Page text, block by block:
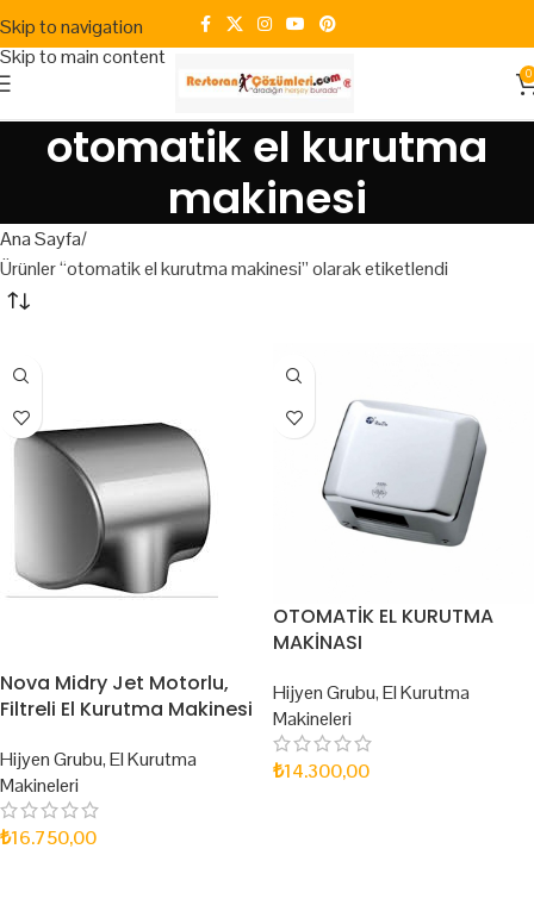
Skip to navigation
Skip to main content
0
otomatik el kurutma
makinesi
Ana Sayfa
Ürünler “otomatik el kurutma makinesi” olarak etiketlendi
Nova Midry Jet Motorlu,
Filtreli El Kurutma Makinesi
Hijyen Grubu,El Kurutma
Makineleri
₺16.750,00
OTOMATİK EL KURUTMA
MAKİNASI
Hijyen Grubu,El Kurutma
Makineleri
₺14.300,00